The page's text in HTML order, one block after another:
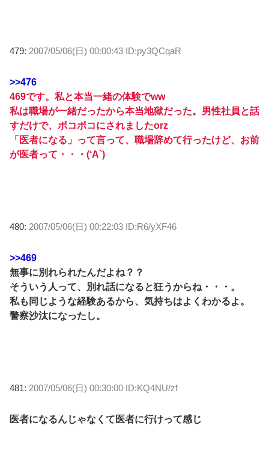
479: 2007/05/06(日) 00:00:43 ID:py3QCqaR
>>476
469です。私と本当一緒の体験でww
私は職場が一緒だったから本当地獄だった。男性社員と話
すだけで、ボコボコにされましたorz
「医者になる」って言って、職場辞めて行ったけど、お前
が医者って・・・(‘A`)
480: 2007/05/06(日) 00:22:03 ID:R6/yXF46
>>469
無事に別れられたんだよね？？
そういう人って、別れ話になると狂うからね・・・。
私も同じような経験あるから、気持ちはよくわかるよ。
警察沙汰になったし。
481: 2007/05/06(日) 00:30:00 ID:KQ4NU/zf
医者になるんじゃなくて医者に行けって感じ